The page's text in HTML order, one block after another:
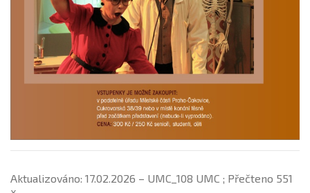
Aktualizováno: 17.02.2026 – UMC_108 UMC ; Přečteno 551